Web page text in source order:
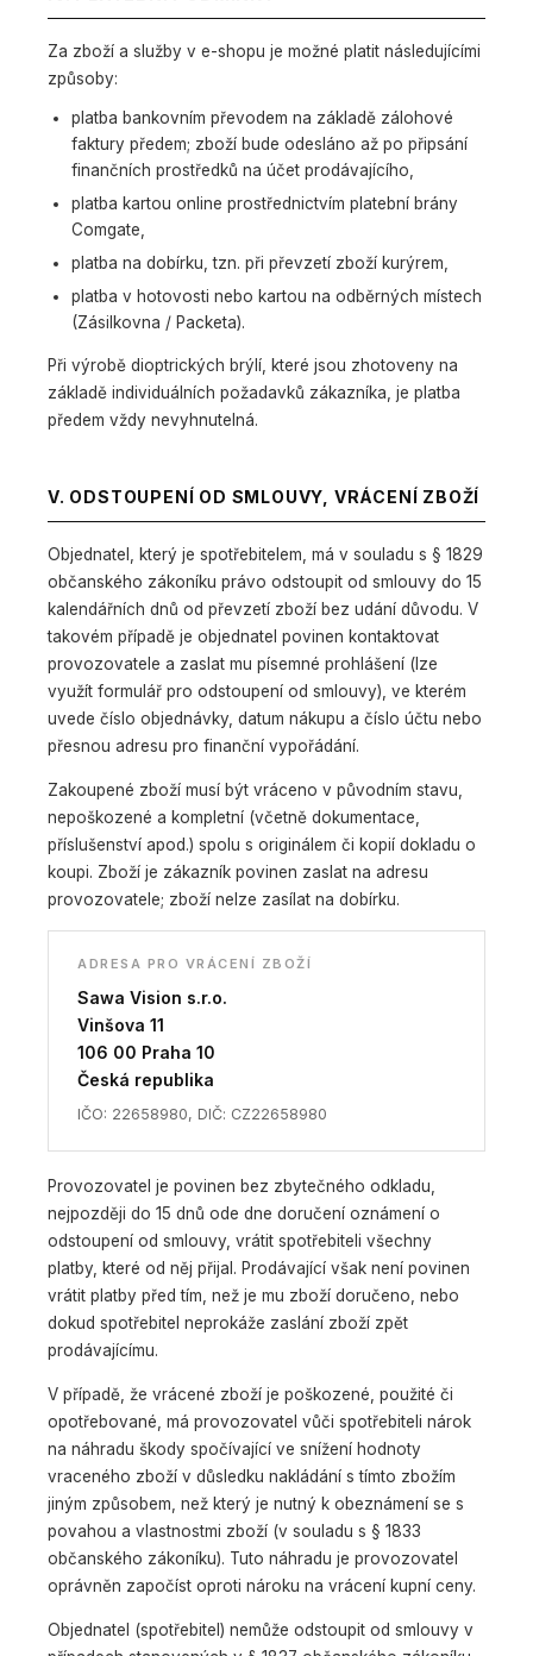
Za zboží a služby v e-shopu je možné platit následujícími
způsoby:
platba bankovním převodem na základě zálohové
faktury předem; zboží bude odesláno až po připsání
finančních prostředků na účet prodávajícího,
platba kartou online prostřednictvím platební brány
Comgate,
platba na dobírku, tzn. při převzetí zboží kurýrem,
platba v hotovosti nebo kartou na odběrných místech
(Zásilkovna / Packeta).
Při výrobě dioptrických brýlí, které jsou zhotoveny na
základě individuálních požadavků zákazníka, je platba
předem vždy nevyhnutelná.
V. ODSTOUPENÍ OD SMLOUVY, VRÁCENÍ ZBOŽÍ
Objednatel, který je spotřebitelem, má v souladu s § 1829
občanského zákoníku právo odstoupit od smlouvy do 15
kalendářních dnů od převzetí zboží bez udání důvodu. V
takovém případě je objednatel povinen kontaktovat
provozovatele a zaslat mu písemné prohlášení (lze
využít formulář pro odstoupení od smlouvy), ve kterém
uvede číslo objednávky, datum nákupu a číslo účtu nebo
přesnou adresu pro finanční vypořádání.
Zakoupené zboží musí být vráceno v původním stavu,
nepoškozené a kompletní (včetně dokumentace,
příslušenství apod.) spolu s originálem či kopií dokladu o
koupi. Zboží je zákazník povinen zaslat na adresu
provozovatele; zboží nelze zasílat na dobírku.
ADRESA PRO VRÁCENÍ ZBOŽÍ
Sawa Vision s.r.o.
Vinšova 11
106 00 Praha 10
Česká republika
IČO: 22658980, DIČ: CZ22658980
Provozovatel je povinen bez zbytečného odkladu,
nejpozději do 15 dnů ode dne doručení oznámení o
odstoupení od smlouvy, vrátit spotřebiteli všechny
platby, které od něj přijal. Prodávající však není povinen
vrátit platby před tím, než je mu zboží doručeno, nebo
dokud spotřebitel neprokáže zaslání zboží zpět
prodávajícímu.
V případě, že vrácené zboží je poškozené, použité či
opotřebované, má provozovatel vůči spotřebiteli nárok
na náhradu škody spočívající ve snížení hodnoty
vraceného zboží v důsledku nakládání s tímto zbožím
jiným způsobem, než který je nutný k obeznámení se s
povahou a vlastnostmi zboží (v souladu s § 1833
občanského zákoníku). Tuto náhradu je provozovatel
oprávněn započíst oproti nároku na vrácení kupní ceny.
Objednatel (spotřebitel) nemůže odstoupit od smlouvy v